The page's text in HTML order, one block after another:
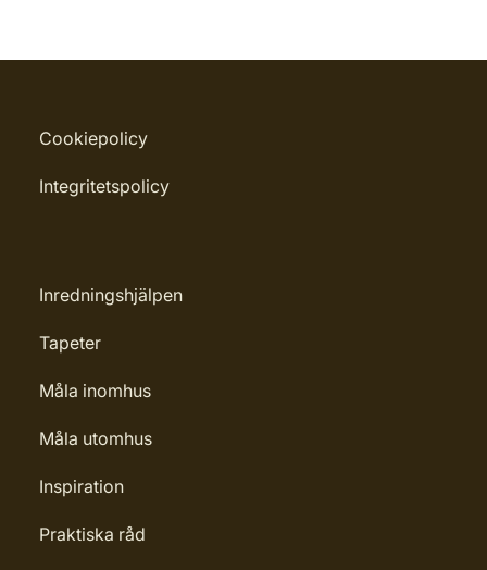
Cookiepolicy
Integritetspolicy
Inredningshjälpen
Tapeter
Måla inomhus
Måla utomhus
Inspiration
Praktiska råd